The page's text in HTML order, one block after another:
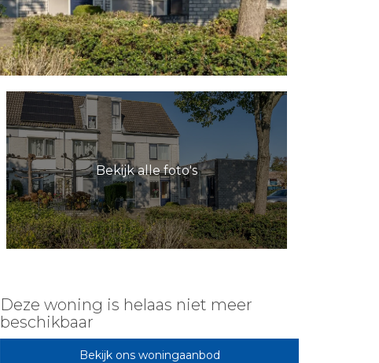
Bekijk alle foto's
Deze woning is helaas niet meer
beschikbaar
Bekijk ons woningaanbod